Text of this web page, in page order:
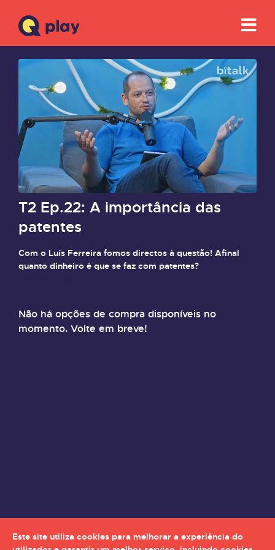
T2 Ep.22: A importância das
patentes
Com o Luís Ferreira fomos directos à questão! Afinal
quanto dinheiro é que se faz com patentes?
Não há opções de compra disponíveis no
momento. Volte em breve!
Este site utiliza cookies para melhorar a experiência do